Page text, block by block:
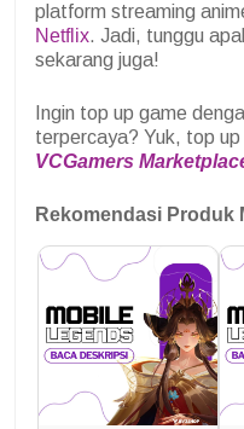
platform streaming
Netflix. Jadi, tunggu
sekarang juga!
Ingin top up game
terpercaya? Yuk, top
VCGamers
Rekomendasi Produk